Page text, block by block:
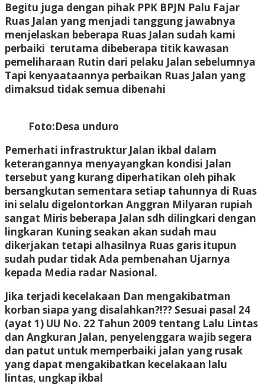
Begitu juga dengan pihak PPK BPJN Palu Fajar
Ruas Jalan yang menjadi tanggung jawabnya
menjelaskan beberapa Ruas Jalan sudah kami
perbaiki terutama dibeberapa titik kawasan
pemeliharaan Rutin dari pelaku Jalan sebelumnya
Tapi kenyaataannya perbaikan Ruas Jalan yang
dimaksud tidak semua dibenahi
Foto:Desa unduro
Pemerhati infrastruktur Jalan ikbal dalam
keterangannya menyayangkan kondisi Jalan
tersebut yang kurang diperhatikan oleh pihak
bersangkutan sementara setiap tahunnya di Ruas
ini selalu digelontorkan Anggran Milyaran rupiah
sangat Miris beberapa Jalan sdh dilingkari dengan
lingkaran Kuning seakan akan sudah mau
dikerjakan tetapi alhasilnya Ruas garis itupun
sudah pudar tidak Ada pembenahan Ujarnya
kepada Media radar Nasional.
Jika terjadi kecelakaan Dan mengakibatman
korban siapa yang disalahkan?!?? Sesuai pasal 24
(ayat 1) UU No. 22 Tahun 2009 tentang Lalu Lintas
dan Angkuran Jalan, penyelenggara wajib segera
dan patut untuk memperbaiki jalan yang rusak
yang dapat mengakibatkan kecelakaan lalu
lintas, ungkap ikbal